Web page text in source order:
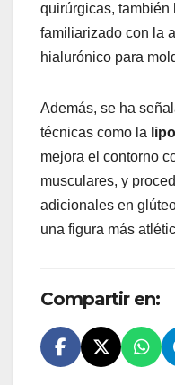
quirúrgicas, también
familiarizado con la
hialurónico para
Además, se ha
técnicas como la
mejora el contorno
musculares, y
adicionales en
una figura más
Compartir en: